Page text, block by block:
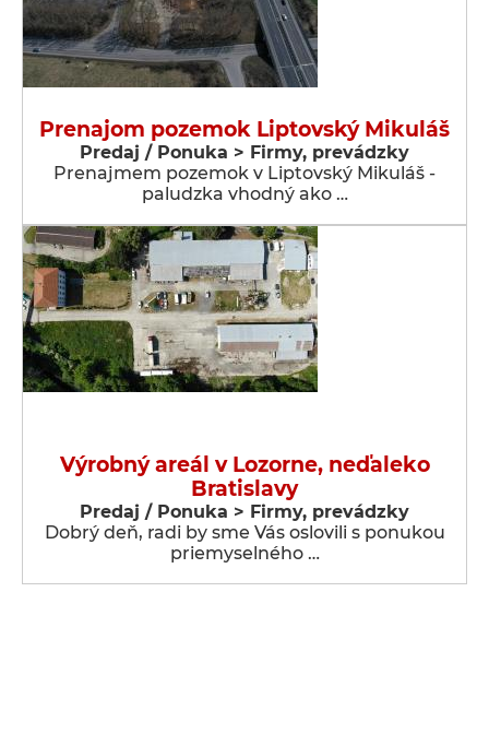
Prenajom pozemok Liptovský Mikuláš
Predaj / Ponuka > Firmy, prevádzky
Prenajmem pozemok v Liptovský Mikuláš -
paludzka vhodný ako …
Výrobný areál v Lozorne, neďaleko
Bratislavy
Predaj / Ponuka > Firmy, prevádzky
Dobrý deň, radi by sme Vás oslovili s ponukou
priemyselného …